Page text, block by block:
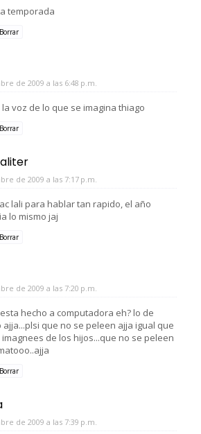
temporada
Borrar
de 2009 a las 6:48 p.m.
voz de lo que se imagina thiago
Borrar
de 2009 a las 7:17 p.m.
lali para hablar tan rapido, el año
lo mismo jaj
Borrar
de 2009 a las 7:20 p.m.
hecho a computadora eh? lo de
que no se peleen ajja igual que
imagnees de los hijos...que no se peleen
Borrar
de 2009 a las 7:39 p.m.